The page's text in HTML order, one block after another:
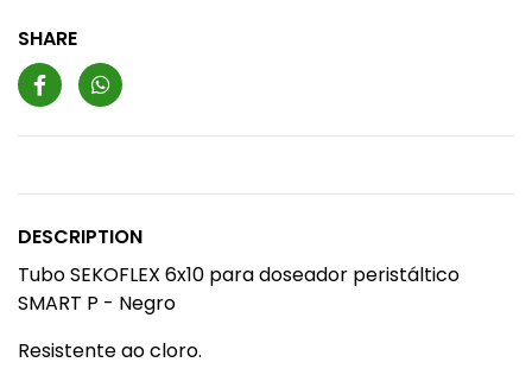
SHARE
DESCRIPTION
Tubo SEKOFLEX 6x10 para doseador peristáltico
SMART P - Negro
Resistente ao cloro.